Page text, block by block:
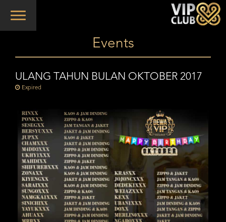
Toggle
Events
ULANG TAHUN BULAN OKTOBER 2017
Expired